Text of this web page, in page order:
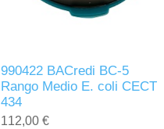
990422 BACredi BC-5
Rango Medio E. coli CECT
434
112,00 €